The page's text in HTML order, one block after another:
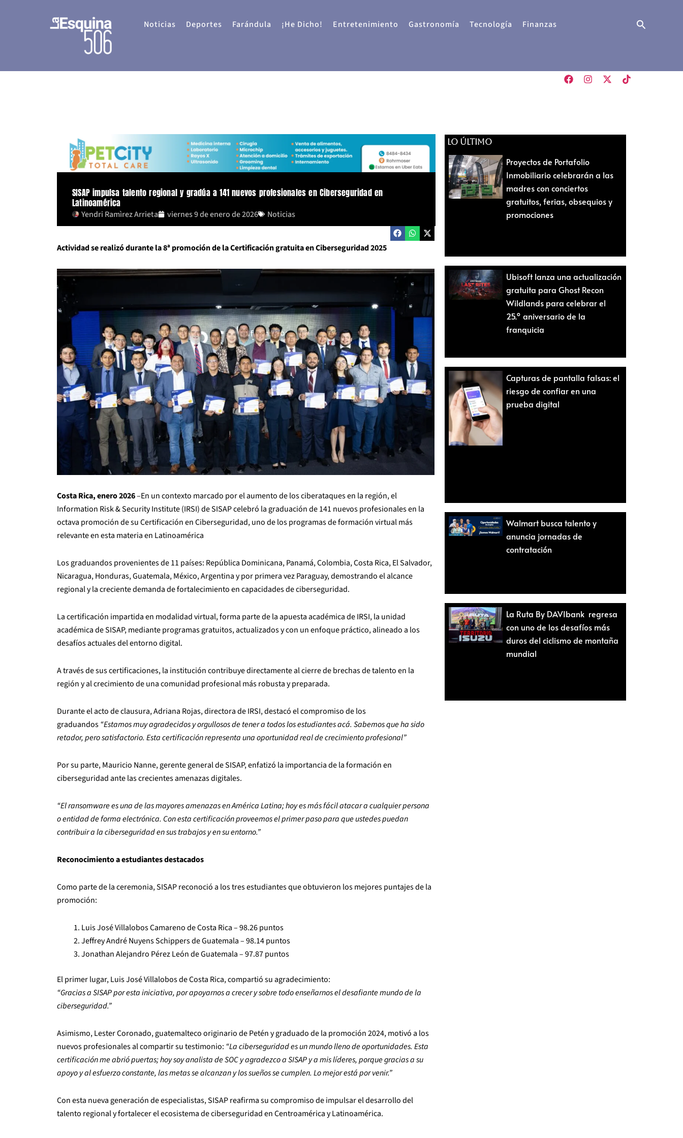
Noticias Deportes Farándula ¡He Dicho! Entretenimiento Gastronomía Tecnología Finanzas Buscar
SISAP impulsa talento regional y gradúa a 141 nuevos profesionales en Ciberseguridad en
Latinoamérica
Yendri Ramìrez Arrieta viernes 9 de enero de 2026 Noticias
Actividad se realizó durante la 8ª promoción de la Certificación gratuita en Ciberseguridad 2025
Costa Rica, enero 2026–En un contexto marcado por el aumento de los ciberataques en la región, el
Information Risk & Security Institute (IRSI) de SISAP celebró la graduación de 141 nuevos profesionales en la
octava promoción de su Certificación en Ciberseguridad, uno de los programas de formación virtual más
relevante en esta materia en Latinoamérica
Los graduandos provenientes de 11 países: República Dominicana, Panamá, Colombia, Costa Rica, El Salvador,
Nicaragua, Honduras, Guatemala, México, Argentina y por primera vez Paraguay, demostrando el alcance
regional y la creciente demanda de fortalecimiento en capacidades de ciberseguridad.
La certificación impartida en modalidad virtual, forma parte de la apuesta académica de IRSI, la unidad
académica de SISAP, mediante programas gratuitos, actualizados y con un enfoque práctico, alineado a los
desafíos actuales del entorno digital.
A través de sus certificaciones, la institución contribuye directamente al cierre de brechas de talento en la
región y al crecimiento de una comunidad profesional más robusta y preparada.
Durante el acto de clausura, Adriana Rojas, directora de IRSI, destacó el compromiso de los
graduandos“Estamos muy agradecidos y orgullosos de tener a todos los estudiantes acá. Sabemos que ha sido
retador, pero satisfactorio. Esta certificación representa una oportunidad real de crecimiento profesional”
Por su parte, Mauricio Nanne, gerente general de SISAP, enfatizó la importancia de la formación en
ciberseguridad ante las crecientes amenazas digitales.
“El ransomware es una de las mayores amenazas en América Latina; hoy es más fácil atacar a cualquier persona
o entidad de forma electrónica. Con esta certificación proveemos el primer paso para que ustedes puedan
contribuir a la ciberseguridad en sus trabajos y en su entorno.”
Reconocimiento a estudiantes destacados
Como parte de la ceremonia, SISAP reconoció a los tres estudiantes que obtuvieron los mejores puntajes de la
promoción:
Luis José Villalobos Camareno de Costa Rica – 98.26 puntos
Jeffrey André Nuyens Schippers de Guatemala – 98.14 puntos
Jonathan Alejandro Pérez León de Guatemala – 97.87 puntos
El primer lugar, Luis José Villalobos de Costa Rica, compartió su agradecimiento:
“Gracias a SISAP por esta iniciativa, por apoyarnos a crecer y sobre todo enseñarnos el desafiante mundo de la
ciberseguridad.”
Asimismo, Lester Coronado, guatemalteco originario de Petén y graduado de la promoción 2024, motivó a los
nuevos profesionales al compartir su testimonio: “La ciberseguridad es un mundo lleno de oportunidades. Esta
certificación me abrió puertas; hoy soy analista de SOC y agradezco a SISAP y a mis líderes, porque gracias a su
apoyo y al esfuerzo constante, las metas se alcanzan y los sueños se cumplen. Lo mejor está por venir.”
Con esta nueva generación de especialistas, SISAP reafirma su compromiso de impulsar el desarrollo del
talento regional y fortalecer el ecosistema de ciberseguridad en Centroamérica y Latinoamérica.
LO ÚLTIMO
Proyectos de Portafolio
Inmobiliario celebrarán a las
madres con conciertos
gratuitos, ferias, obsequios y
promociones
Ubisoft lanza una actualización
gratuita para Ghost Recon
Wildlands para celebrar el
25.º aniversario de la
franquicia
Capturas de pantalla falsas: el
riesgo de confiar en una
prueba digital
Walmart busca talento y
anuncia jornadas de
contratación
La Ruta By DAVIbank regresa
con uno de los desafíos más
duros del ciclismo de montaña
mundial